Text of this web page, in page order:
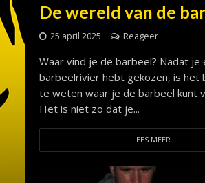
De wereld van de
25 april 2025 Reageer
Waar vind je de barbeel? Nadat je
barbeelrivier hebt gekozen, is het
te weten waar je de barbeel kunt
Het is niet zo dat je...
LEES MEER...